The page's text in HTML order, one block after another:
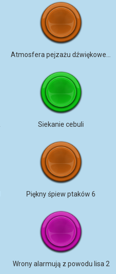
Siekanie cebuli
Piękny śpiew ptaków 6
Wrony alarmują z powodu lisa 2